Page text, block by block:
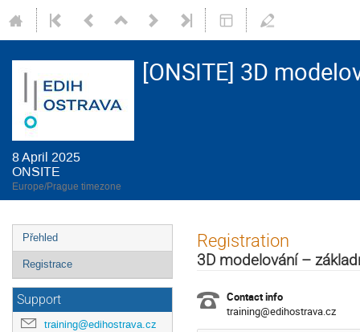
[ONSITE] 3D
8 April 2025
ONSITE
Europe/Prague timezone
Event
menu
Přehled
Registrace
Support
training@edihostrava.cz
Registration
3D modelování –
Contact info
training@edihostrava.cz